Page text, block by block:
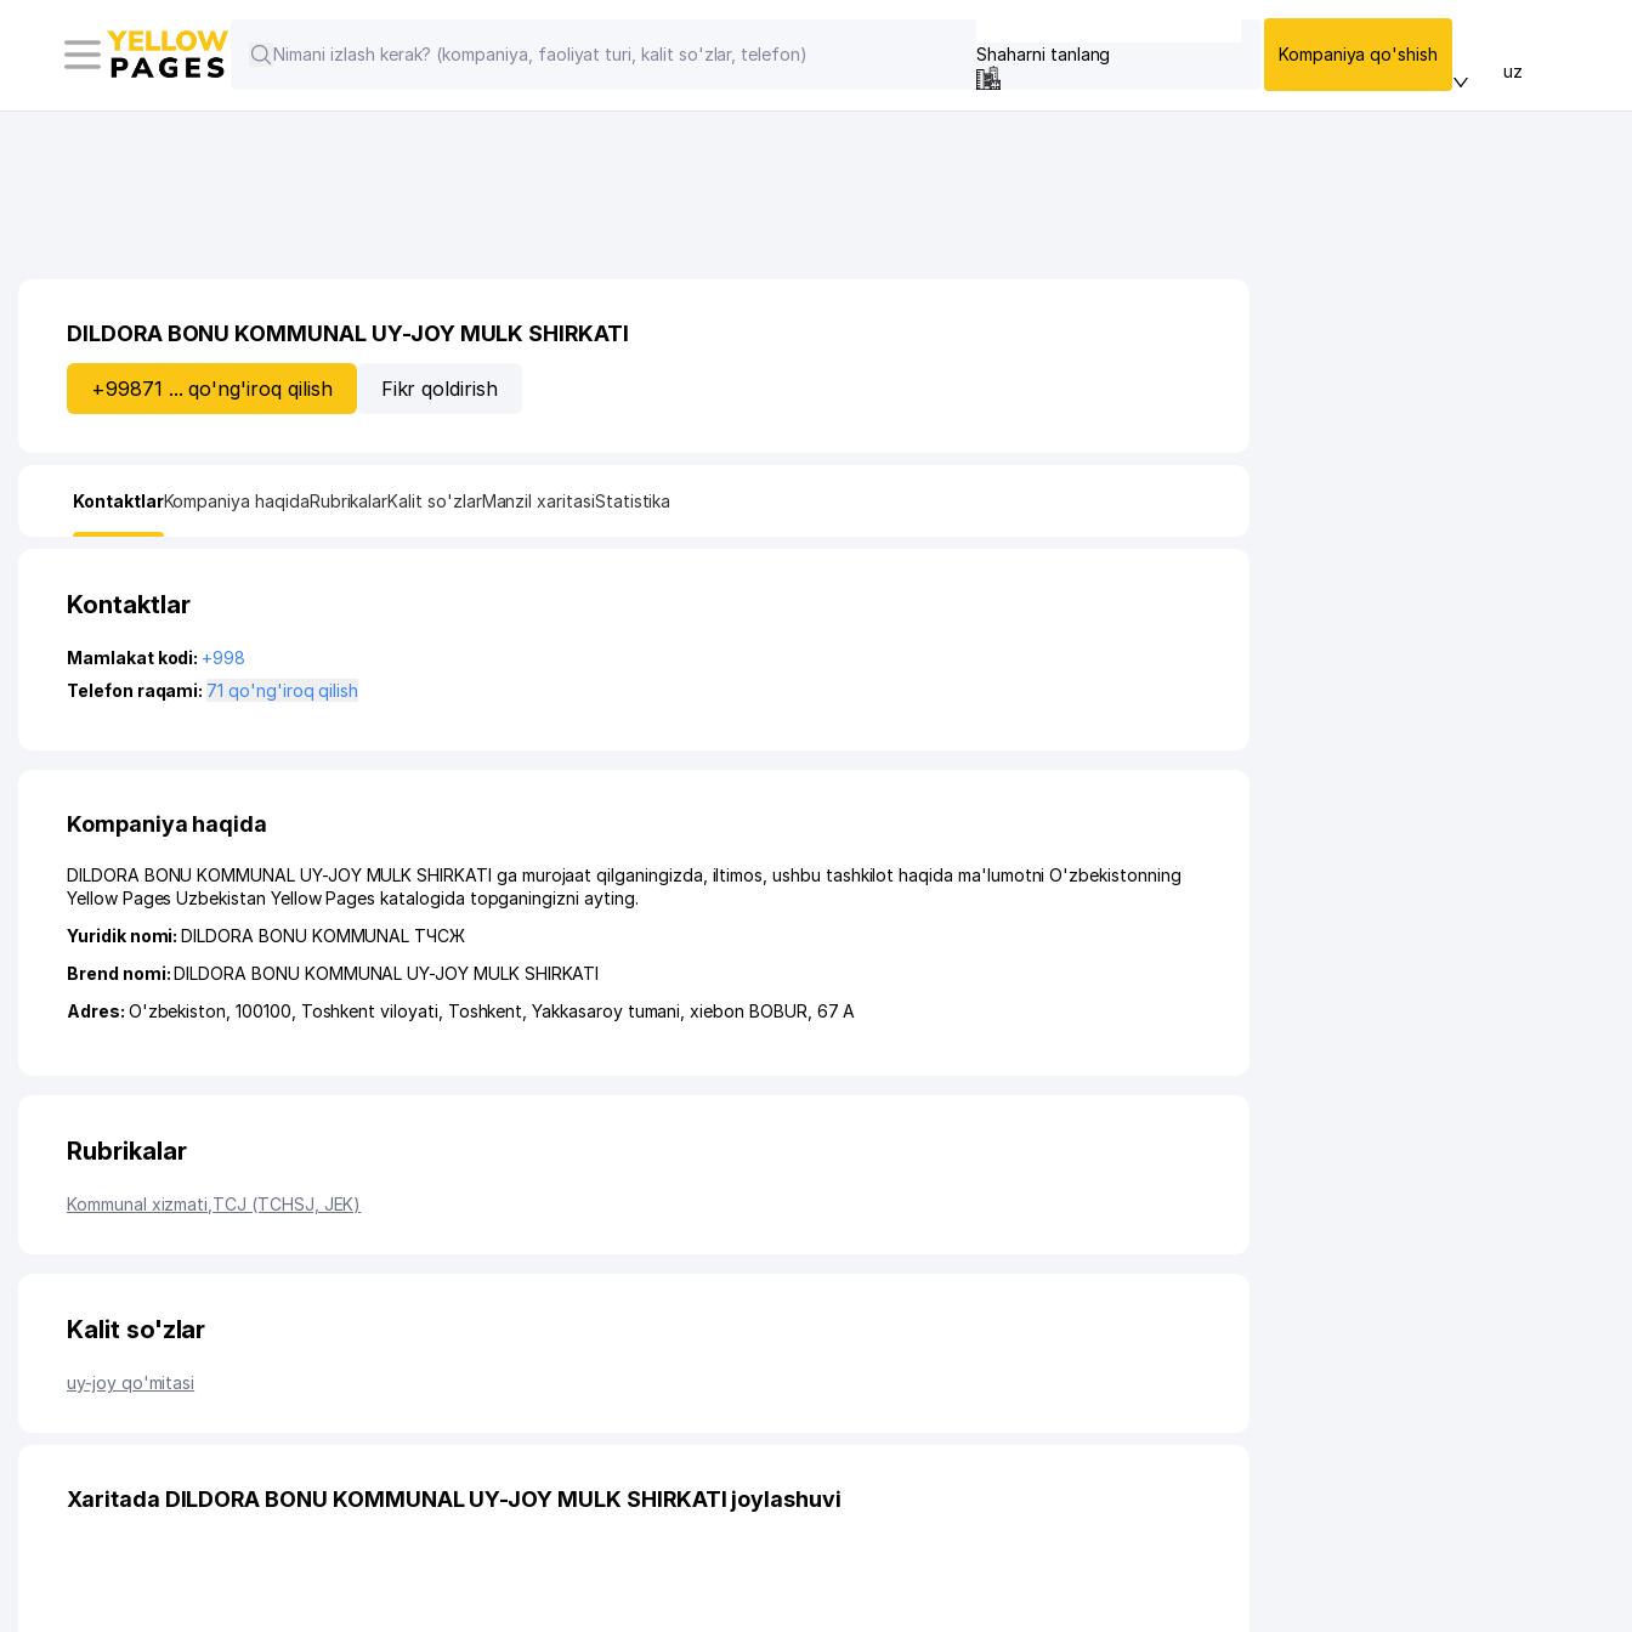
Shaharni tanlang Kompaniya qo'shish
uz
DILDORA BONU KOMMUNAL UY-JOY MULK SHIRKATI
+99871 ... qo'ng'iroq qilish Fikr qoldirish
KontaktlarKompaniya haqidaRubrikalarKalit so'zlarManzil xaritasiStatistika
Kontaktlar
Mamlakat kodi: +998
Telefon raqami:
71 qo'ng'iroq qilish
Kompaniya haqida
DILDORA BONU KOMMUNAL UY-JOY MULK SHIRKATI ga murojaat qilganingizda, iltimos, ushbu tashkilot haqida ma'lumotni O'zbekistonning
Yellow Pages Uzbekistan Yellow Pages katalogida topganingizni ayting.
Yuridik nomi:DILDORA BONU KOMMUNAL ТЧСЖ
Brend nomi:DILDORA BONU KOMMUNAL UY-JOY MULK SHIRKATI
Adres: O'zbekiston, 100100, Toshkent viloyati Toshkent ,Yakkasaroy tumani ,xiеbon BOBUR , 67 А
Rubrikalar
Kommunal xizmati TCJ (TCHSJ, JEK)
Kalit so'zlar
uy-joy qo'mitasi
Xaritada DILDORA BONU KOMMUNAL UY-JOY MULK SHIRKATI joylashuvi